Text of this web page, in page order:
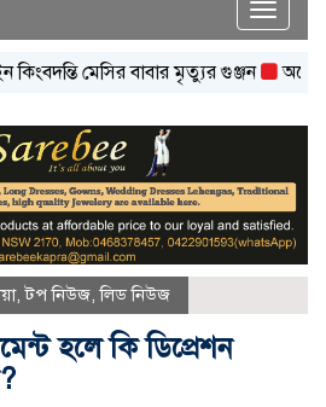
Toggle
মেসির বাবার মৃত্যুর গুঞ্জন অস্ট্রেলিয়ায়
,টপ নিউজ,লিড নিউজ
হলে কি ডিপ্রেশন